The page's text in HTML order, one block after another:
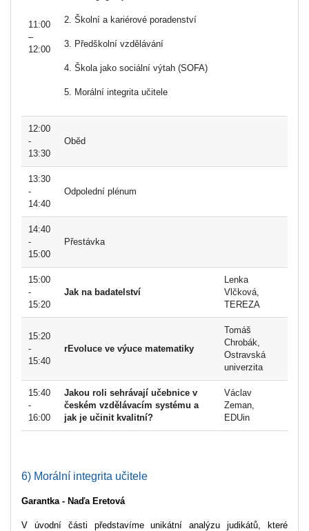
11:00
–
12:00
2. Školní a kariérové poradenství
3. Předškolní vzdělávání
4. Škola jako sociální výtah (SOFA)
5. Morální integrita učitele
12:00
-
13:30
Oběd
13:30
-
14:40
Odpolední plénum
14:40
-
15:00
Přestávka
15:00
-
15:20
Jak na badatelství
Lenka
Vlčková,
TEREZA
15:20
-
15:40
rEvoluce ve výuce matematiky
Tomáš
Chrobák,
Ostravská
univerzita
15:40
-
16:00
Jakou roli sehrávají učebnice v
českém vzdělávacím systému a
jak je učinit kvalitní?
Václav
Zeman,
EDUin
6) Morální integrita učitele
Garantka - Naďa Eretová
V úvodní části představíme unikátní analýzu judikátů, které